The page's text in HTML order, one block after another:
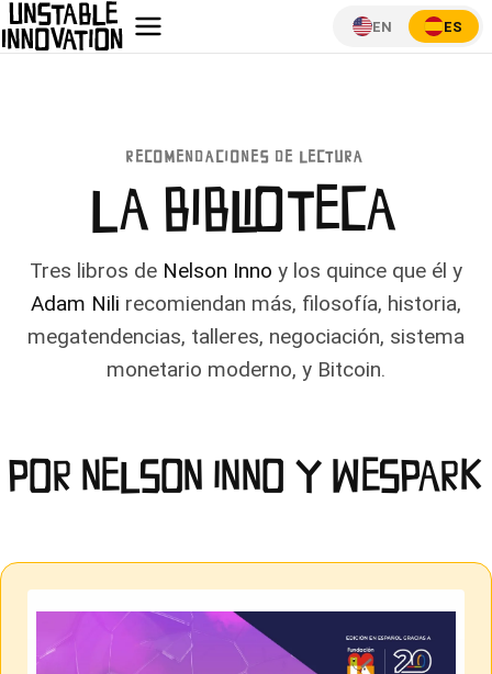
EN ES
RECOMENDACIONES DE LECTURA
LA BIBLIO­TECA
Tres libros de Nelson Inno y los quince que él y
Adam Nili recomiendan más, filosofía, historia,
megatendencias, talleres, negociación, sistema
monetario moderno, y Bitcoin.
POR NELSON INNO Y WESPARK